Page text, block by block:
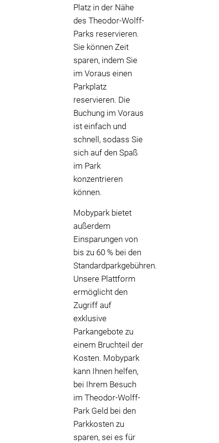
Platz in der Nähe
des Theodor-Wolff-
Parks reservieren.
Sie können Zeit
sparen, indem Sie
im Voraus einen
Parkplatz
reservieren. Die
Buchung im Voraus
ist einfach und
schnell, sodass Sie
sich auf den Spaß
im Park
konzentrieren
können.
Mobypark bietet
außerdem
Einsparungen von
bis zu 60 % bei den
Standardparkgebühren.
Unsere Plattform
ermöglicht den
Zugriff auf
exklusive
Parkangebote zu
einem Bruchteil der
Kosten. Mobypark
kann Ihnen helfen,
bei Ihrem Besuch
im Theodor-Wolff-
Park Geld bei den
Parkkosten zu
sparen, sei es für